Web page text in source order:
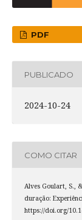
PDF
PUBLICADO
2024-10-24
COMO CITAR
Alves Goulart, S.,
duração:
https://doi.org/